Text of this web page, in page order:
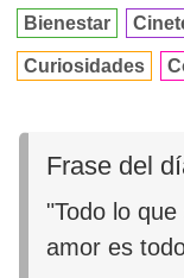
Bienestar
Curiosidades
Frase del
"Todo lo
amor es